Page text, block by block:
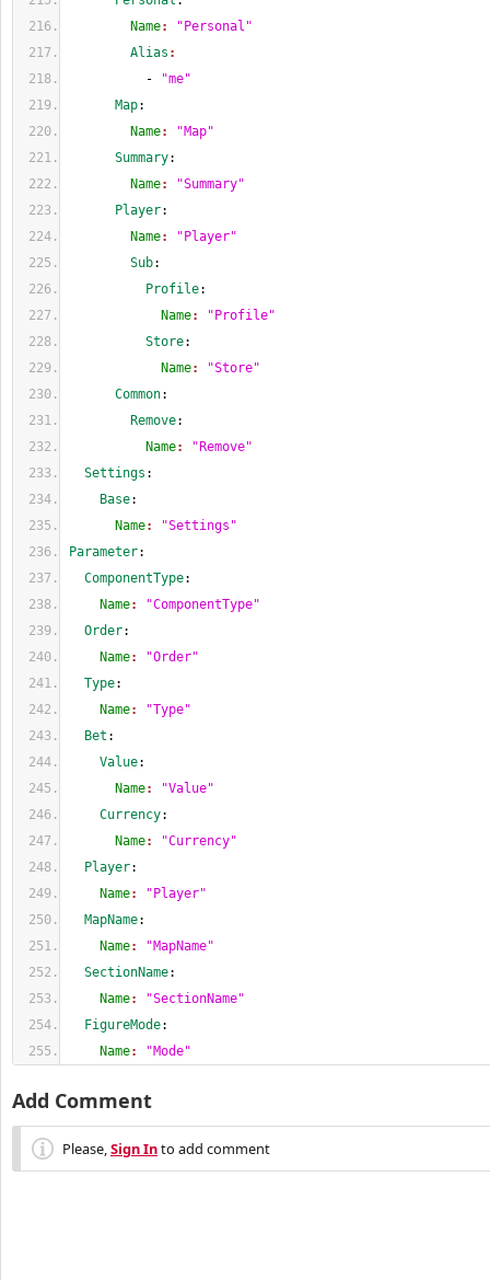
Name:
"Personal"
Alias :
-
"me"
Map:
Name:
"Map"
Summary:
Name:
"Summary"
Player:
Name:
"Player"
Sub:
Profile:
Name:
"Profile"
Store:
Name:
"Store"
Common:
Remove:
Name:
"Remove"
Settings :
Base:
Name:
"Settings"
Parameter:
ComponentType:
Name:
"ComponentType"
Order:
Name:
"Order"
Type:
Name:
"Type"
Bet :
Value:
Name:
"Value"
Currency:
Name:
"Currency"
Player:
Name:
"Player"
MapName:
Name:
"MapName"
SectionName:
Name:
"SectionName"
FigureMode:
Name: "Mode"
Add Comment
Please,Sign Into add comment